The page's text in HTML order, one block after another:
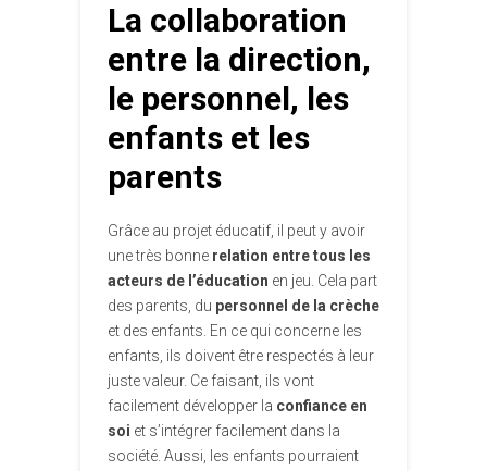
La collaboration
entre la direction,
le personnel, les
enfants et les
parents
Grâce au projet éducatif, il peut y avoir
une très bonne relation entre tous les
acteurs de l’éducation en jeu. Cela part
des parents, du personnel de la crèche
et des enfants. En ce qui concerne les
enfants, ils doivent être respectés à leur
juste valeur. Ce faisant, ils vont
facilement développer la confiance en
soi et s’intégrer facilement dans la
société. Aussi, les enfants pourraient